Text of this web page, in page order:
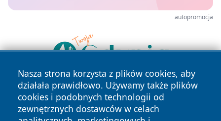
autopromocja
Nasza strona korzysta z plików cookies, aby
działała prawidłowo. Używamy także plików
cookies i podobnych technologii od
zewnętrznych dostawców w celach